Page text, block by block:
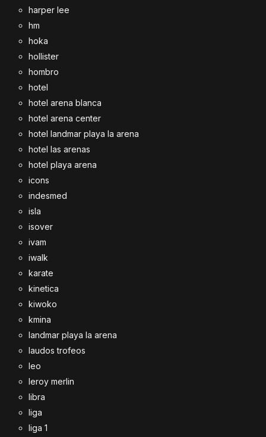
harper lee
hm
hoka
hollister
hombro
hotel
hotel arena blanca
hotel arena center
hotel landmar playa la arena
hotel las arenas
hotel playa arena
icons
indesmed
isla
isover
ivam
iwalk
karate
kinetica
kiwoko
kmina
landmar playa la arena
laudos trofeos
leo
leroy merlin
libra
liga
liga 1